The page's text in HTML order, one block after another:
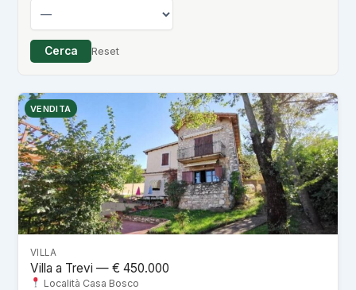
Cerca Reset
VENDITA
VILLA
Villa a Trevi — € 450.000
Località Casa Bosco